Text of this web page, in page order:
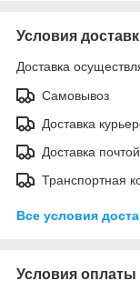
Условия
Доставка
Самовывоз
Доставка
Доставка почтой
Транспортная
Все условия
Условия оплаты